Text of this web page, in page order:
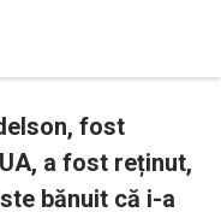
fost
a fost reținut,
bănuit că i-a